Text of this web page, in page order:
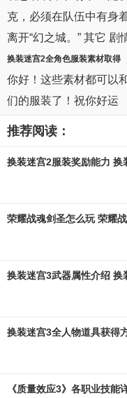
克，必须在队伍中有身
离开“幻之城。” 其它
换装迷宫2全角色服装素材取得
你好！这些素材都可以
们的服装了！祝你好运
推荐阅读：
换装迷宫2服装奖励能力
荣耀战魂剑圣怎么玩 荣耀
换装迷宫3武器属性介绍
换装迷宫3全人物道具获得
《质量效应3》各职业技